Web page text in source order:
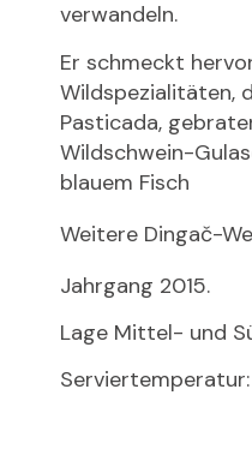
verwandeln.
Er schmeckt
Wildspezialitäten,
Pasticada,
Wildschwein-
blauem Fisch
Weitere Dingač-
Jahrgang 2015.
Lage Mittel- und
Serviertemperatur: